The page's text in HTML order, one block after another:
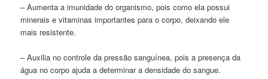
– Aumenta a imunidade do organismo, pois como ela possui
minerais e vitaminas importantes para o corpo, deixando ele
mais resistente.
– Auxilia no controle da pressão sanguínea, pois a presença da
água no corpo ajuda a determinar a densidade do sangue.